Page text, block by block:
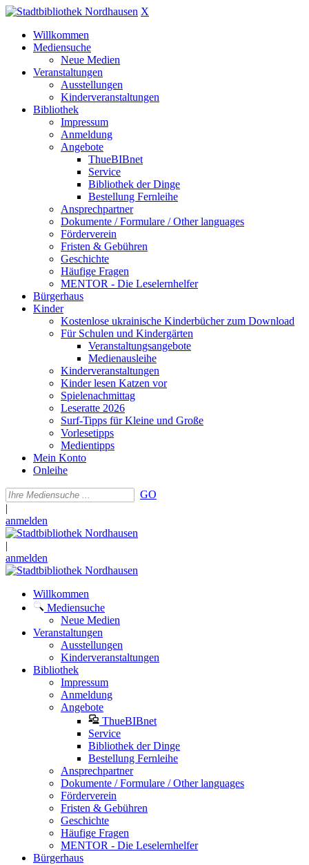
X
Willkommen
Mediensuche
Neue Medien
Veranstaltungen
Ausstellungen
Kinderveranstaltungen
Bibliothek
Impressum
Anmeldung
Angebote
ThueBIBnet
Service
Bibliothek der Dinge
Bestellung Fernleihe
Ansprechpartner
Dokumente / Formulare / Other languages
Förderverein
Fristen & Gebühren
Geschichte
Häufige Fragen
MENTOR - Die Leselernhelfer
Bürgerhaus
Kinder
Kostenlose ukrainische Kinderbücher zum Download
Für Schulen und Kindergärten
Veranstaltungsangebote
Medienausleihe
Kinderveranstaltungen
Kinder lesen Katzen vor
Spielenachmittag
Leseratte 2026
Surf-Tipps für Kleine und Große
Vorlesetipps
Medientipps
Mein Konto
Onleihe
GO
|
anmelden
|
anmelden
Willkommen
Mediensuche
Neue Medien
Veranstaltungen
Ausstellungen
Kinderveranstaltungen
Bibliothek
Impressum
Anmeldung
Angebote
ThueBIBnet
Service
Bibliothek der Dinge
Bestellung Fernleihe
Ansprechpartner
Dokumente / Formulare / Other languages
Förderverein
Fristen & Gebühren
Geschichte
Häufige Fragen
MENTOR - Die Leselernhelfer
Bürgerhaus